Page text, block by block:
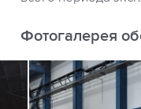
Фотогалерея